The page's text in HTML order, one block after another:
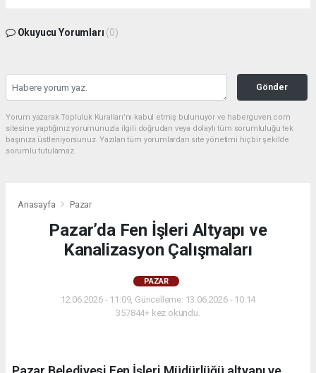
Okuyucu Yorumları (0)
Gönder
Yorum yazarak Topluluk Kuralları’nı kabul etmiş bulunuyor ve haberguven.com
sitesine yaptığınız yorumunuzla ilgili doğrudan veya dolaylı tüm sorumluluğu tek
başınıza üstleniyorsunuz. Yazılan tüm yorumlardan site yönetimi hiçbir şekilde
sorumlu tutulamaz.
Anasayfa Pazar
Pazar’da Fen İşleri Altyapı ve
Kanalizasyon Çalışmaları
PAZAR
12.06.2026 - 11:09, Güncelleme: 13.06.2026 - 10:14
357844+ kez okundu.